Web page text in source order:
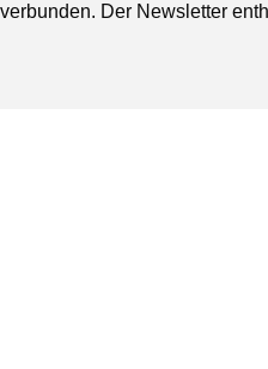
Der Newsletter